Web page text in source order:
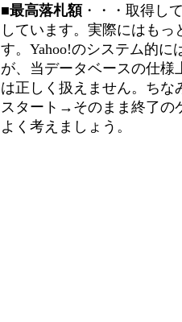
■最高落札額 ・・・取得し
しています。実際にはも
す。Yahoo!のシステム的に
が、当データベースの仕様
は正しく扱えません。ちな
スタート→そのまま終了の
よく考えましょう。